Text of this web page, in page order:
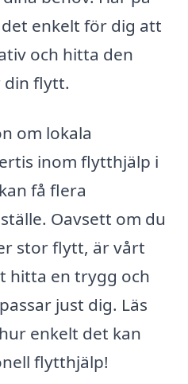
enkelt för dig att
och hitta den
din flytt.
om lokala
inom flytthjälp i
få flera
Oavsett om du
stor flytt, är vårt
hitta en trygg och
just dig. Läs
enkelt det kan
flytthjälp!